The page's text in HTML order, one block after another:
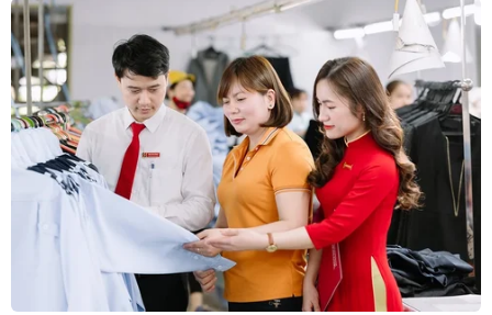
Thế hệ trẻ tại Mỹ ngày càng quan tâm tới
việc học tiếng Việt
31/01/2024 04:58
Theo bà Nguyễn Phương Chung, các bạn trẻ Mỹ cảm
nhận mỗi ngày đến lớp học tiếng Việt là mỗi ngày xích
lại gần Việt Nam hơn, biết thêm về cuộc sống, những
nét văn hóa đặc sắc của người Việt.